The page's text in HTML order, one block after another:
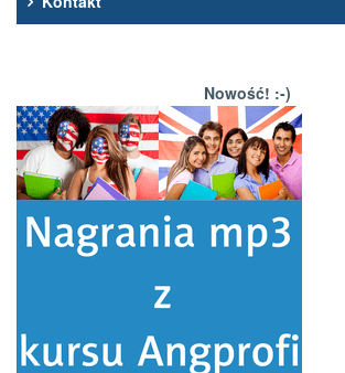
Nowość! :-)